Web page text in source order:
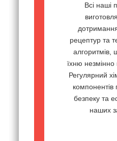
Всі наші
рецептур та
алгоритмів,
їхню незмінно
Регулярний
компонентів
безпеку та
наших